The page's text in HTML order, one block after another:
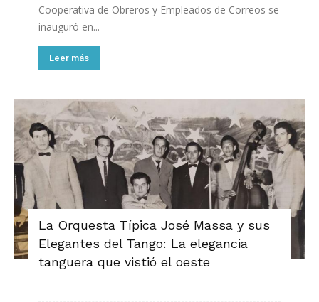
Cooperativa de Obreros y Empleados de Correos se
inauguró en...
Leer más
La Orquesta Típica José Massa y sus
Elegantes del Tango: La elegancia
tanguera que vistió el oeste